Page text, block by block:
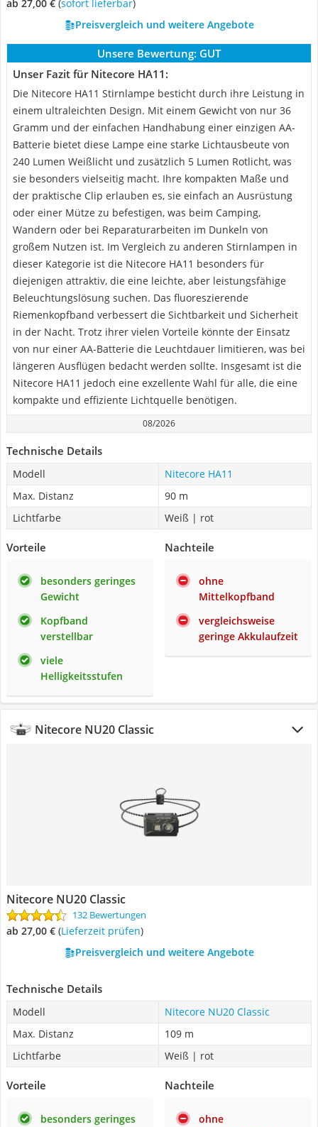
ab 27,00 € ( Sofort lieferbar)
Preisvergleich und weitere Angebote
Unsere Bewertung: GUT
Unser Fazit für Nitecore HA11:
Die Nitecore HA11 Stirnlampe besticht durch ihre Leistung in
einem ultraleichten Design. Mit einem Gewicht von nur 36
Gramm und der einfachen Handhabung einer einzigen AA-
Batterie bietet diese Lampe eine starke Lichtausbeute von
240 Lumen Weißlicht und zusätzlich 5 Lumen Rotlicht, was
sie besonders vielseitig macht. Ihre kompakten Maße und
der praktische Clip erlauben es, sie einfach an Ausrüstung
oder einer Mütze zu befestigen, was beim Camping,
Wandern oder bei Reparaturarbeiten im Dunkeln von
großem Nutzen ist. Im Vergleich zu anderen Stirnlampen in
dieser Kategorie ist die Nitecore HA11 besonders für
diejenigen attraktiv, die eine leichte, aber leistungsfähige
Beleuchtungslösung suchen. Das fluoreszierende
Riemenkopfband verbessert die Sichtbarkeit und Sicherheit
in der Nacht. Trotz ihrer vielen Vorteile könnte der Einsatz
von nur einer AA-Batterie die Leuchtdauer limitieren, was bei
längeren Ausflügen bedacht werden sollte. Insgesamt ist die
Nitecore HA11 jedoch eine exzellente Wahl für alle, die eine
kompakte und effiziente Lichtquelle benötigen.
08/2026
Technische Details
Modell
Nitecore HA11
Max. Distanz
90 m
Lichtfarbe
Weiß | rot
Vorteile
besonders geringes
Gewicht
Kopfband
verstellbar
viele
Helligkeitsstufen
Nachteile
ohne
Mittelkopfband
vergleichsweise
geringe Akkulaufzeit
Nitecore NU20 Classic
Nitecore NU20 Classic
132 Bewertungen
ab 27,00 € (Lieferzeit prüfen)
Preisvergleich und weitere Angebote
Technische Details
Modell
Nitecore NU20 Classic
Max. Distanz
109 m
Lichtfarbe
Weiß | rot
Vorteile
besonders geringes
Nachteile
ohne